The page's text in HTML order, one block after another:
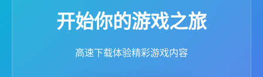
开始你的游戏之旅
高速下载体验精彩游戏内容